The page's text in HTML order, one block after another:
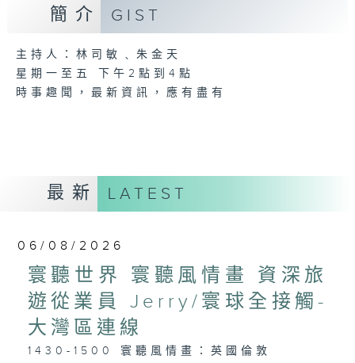
簡介 GIST
主持人：林司敏﹑朱金天
星期一至五 下午2點到4點
時事趣聞，最新資訊，應有盡有
最新 LATEST
06/08/2026
寰聽世界 寰聽風情畫 資深旅
遊從業員 Jerry/寰球全接觸-
大灣區連線
1430-1500 寰聽風情畫：英國倫敦